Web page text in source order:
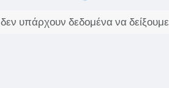
δεν υπάρχουν δεδομένα να δείξουμε